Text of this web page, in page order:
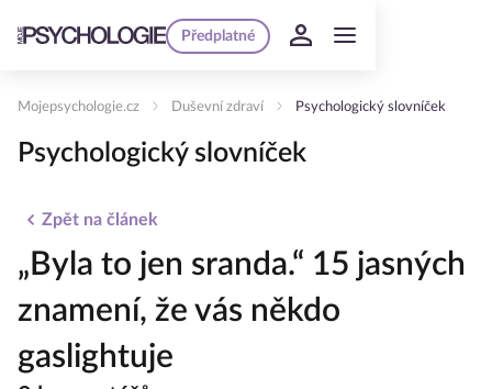
Předplatné
Mojepsychologie.cz Duševní zdraví Psychologický slovníček
Psychologický slovníček
Zpět na článek
„Byla to jen sranda.“ 15 jasných
znamení, že vás někdo
gaslightuje